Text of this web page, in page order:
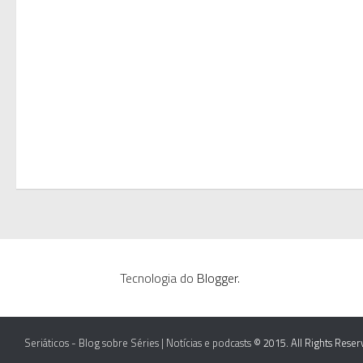
Tecnologia do Blogger.
Seriáticos - Blog sobre Séries | Notícias e podcasts © 2015. All Rights